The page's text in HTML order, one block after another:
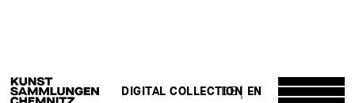
DE EN
DIGITAL COLLECTION